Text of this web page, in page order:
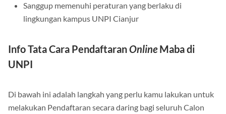
Sanggup memenuhi peraturan yang berlaku di
lingkungan kampus UNPI Cianjur
Info Tata Cara PendaftaranOnlineMaba di
UNPI
Di bawah ini adalah langkah yang perlu kamu lakukan untuk
melakukan Pendaftaran secara daring bagi seluruh Calon